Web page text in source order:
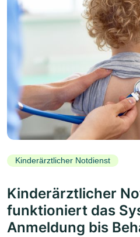
Kinderärztlicher Notdienst
Kinderärztlicher
funktioniert das
Anmeldung bis